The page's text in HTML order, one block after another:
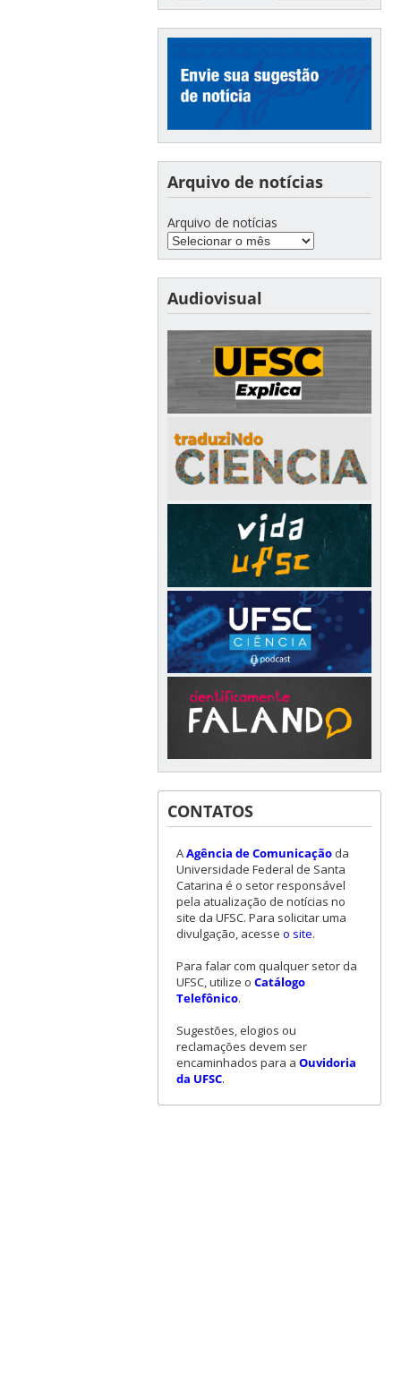
Arquivo de notícias
Arquivo de notícias
Audiovisual
CONTATOS
AAgência de Comunicaçãoda
Universidade Federal de Santa
Catarina é o setor responsável
pela atualização de notícias no
site da UFSC. Para solicitar uma
divulgação, acesse o site.
Para falar com qualquer setor da
UFSC, utilize o Catálogo
Telefônico.
Sugestões, elogios ou
reclamações devem ser
encaminhados para a Ouvidoria
da UFSC.